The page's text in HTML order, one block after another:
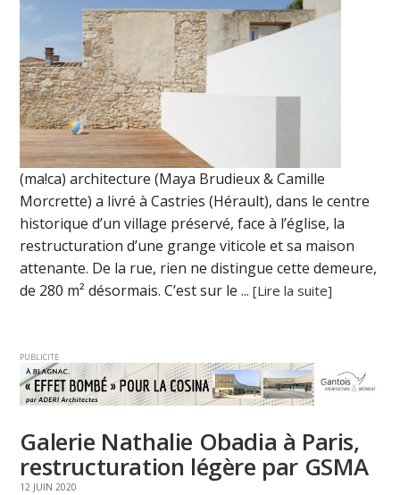
(ma!ca) architecture (Maya Brudieux & Camille
Morcrette) a livré à Castries (Hérault), dans le centre
historique d’un village préservé, face à l’église, la
restructuration d’une grange viticole et sa maison
attenante. De la rue, rien ne distingue cette demeure,
de 280 m² désormais. C’est sur le ...[Lire la suite]
PUBLICITE
Galerie Nathalie Obadia à Paris,
restructuration légère par GSMA
12 JUIN 2020